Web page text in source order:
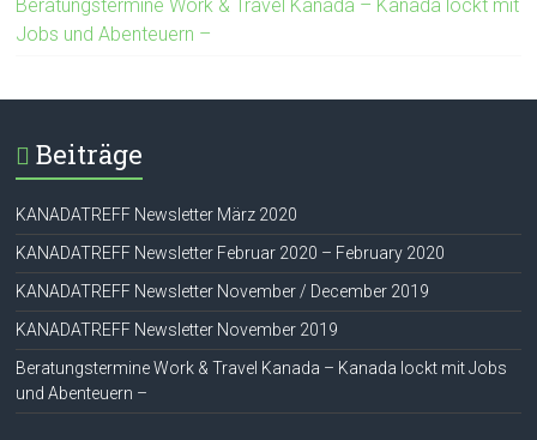
Beratungstermine Work & Travel Kanada – Kanada lockt mit
Jobs und Abenteuern –
Beiträge
KANADATREFF Newsletter März 2020
KANADATREFF Newsletter Februar 2020 – February 2020
KANADATREFF Newsletter November / December 2019
KANADATREFF Newsletter November 2019
Beratungstermine Work & Travel Kanada – Kanada lockt mit Jobs
und Abenteuern –